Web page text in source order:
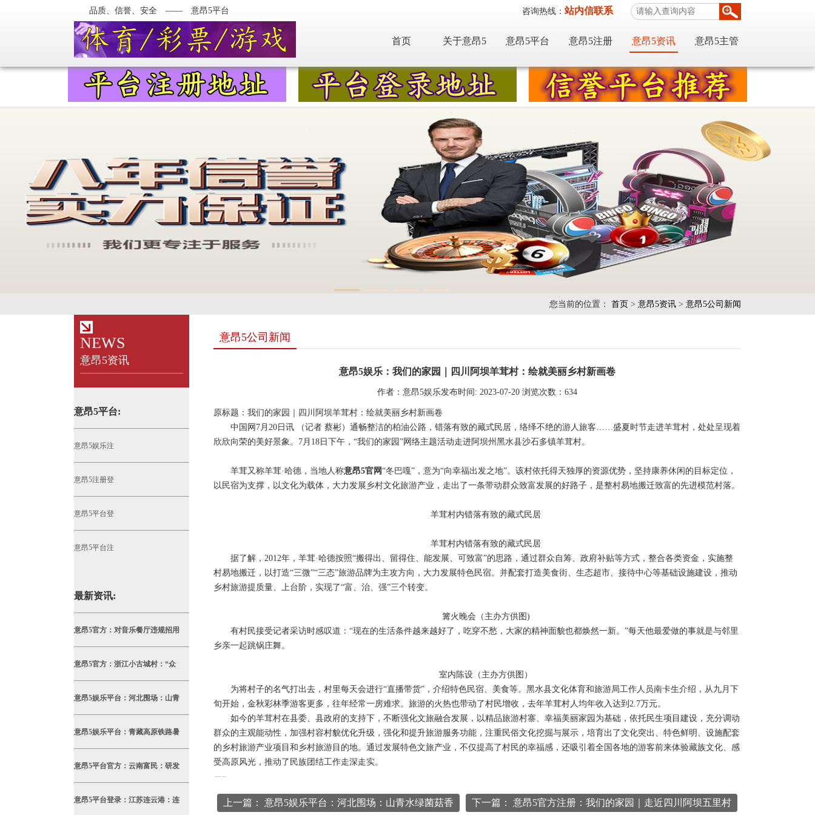
品质、信誉、安全 —— 意昂5平台 咨询热线：站内信联系
首页 关于意昂5 意昂5平台 意昂5注册 意昂5资讯 意昂5主管
您当前的位置： 首页 > 意昂5资讯 > 意昂5公司新闻
NEWS
意昂5资讯
意昂5平台:
意昂5娱乐注
意昂5注册登
意昂5平台登
意昂5平台注
最新资讯:
意昂5官方：对音乐餐厅违规招用
意昂5官方：浙江小古城村：“众
意昂5娱乐平台：河北围场：山青
意昂5娱乐平台：青藏高原铁路暑
意昂5平台官方：云南富民：研发
意昂5平台登录：江苏连云港：连
意昂5公司新闻
意昂5娱乐：我们的家园｜四川阿坝羊茸村：绘就美丽乡村新画卷
作者：意昂5娱乐发布时间: 2023-07-20 浏览次数： 634
原标题：我们的家园｜四川阿坝羊茸村：绘就美丽乡村新画卷
中国网7月20日讯 （记者 蔡彬）通畅整洁的柏油公路，错落有致的藏式民居，络绎不绝的游人旅客……盛夏时节走进羊茸村，处处呈现着
欣欣向荣的美好景象。7月18日下午，“我们的家园”网络主题活动走进阿坝州黑水县沙石多镇羊茸村。
羊茸又称羊茸·哈德，当地人称意昂5官网“冬巴嘎”，意为“向幸福出发之地”。该村依托得天独厚的资源优势，坚持康养休闲的目标定位，
以民宿为支撑，以文化为载体，大力发展乡村文化旅游产业，走出了一条带动群众致富发展的好路子，是整村易地搬迁致富的先进模范村落。
羊茸村内错落有致的藏式民居
羊茸村内错落有致的藏式民居
据了解，2012年，羊茸·哈德按照“搬得出、留得住、能发展、可致富”的思路，通过群众自筹、政府补贴等方式，整合各类资金，实施整
村易地搬迁，以打造“三微”“三态”旅游品牌为主攻方向，大力发展特色民宿。并配套打造美食街、生态超市、接待中心等基础设施建设，推动
乡村旅游提质量、上台阶，实现了“富、治、强”三个转变。
篝火晚会（主办方供图)
有村民接受记者采访时感叹道：“现在的生活条件越来越好了，吃穿不愁，大家的精神面貌也都焕然一新。”每天他最爱做的事就是与邻里
乡亲一起跳锅庄舞。
室内陈设（主办方供图）
为将村子的名气打出去，村里每天会进行“直播带货”，介绍特色民宿、美食等。黑水县文化体育和旅游局工作人员南卡生介绍，从九月下
旬开始，金秋彩林季游客更多，往年经常一房难求。旅游的火热也带动了村民增收，去年羊茸村人均年收入达到2.7万元。
如今的羊茸村在县委、县政府的支持下，不断强化文旅融合发展，以精品旅游村寨、幸福美丽家园为基础，依托民生项目建设，充分调动
群众的主观能动性，加强村容村貌优化升级，强化和提升旅游服务功能，注重民俗文化挖掘与展示，培育出了文化突出、特色鲜明、设施配套
的乡村旅游产业项目和乡村旅游目的地。通过发展特色文旅产业，不仅提高了村民的幸福感，还吸引着全国各地的游客前来体验藏族文化、感
受高原风光，推动了民族团结工作走深走实。
上一篇： 意昂5娱乐平台：河北围场：山青水绿菌菇香 下一篇： 意昂5官方注册：我们的家园｜走近四川阿坝五里村